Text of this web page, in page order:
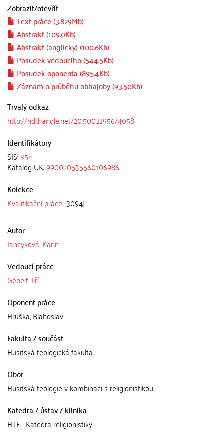
Zobrazit/otevřít
Text práce (3.829Mb)
Abstrakt (109.0Kb)
Abstrakt (anglicky) (100.6Kb)
Posudek vedoucího (544.5Kb)
Posudek oponenta (895.4Kb)
Záznam o průběhu obhajoby (93.50Kb)
Trvalý odkaz
http://hdl.handle.net/20.500.11956/4058
Identifikátory
SIS:354
Katalog UK:990020535560106986
Kolekce
Kvalifikační práce [3094]
Autor
Jancyková, Karin
Vedoucí práce
Gebelt, Jiří
Oponent práce
Hruška, Blahoslav
Fakulta / součást
Husitská teologická fakulta
Obor
Husitská teologie v kombinaci s religionistikou
Katedra / ústav / klinika
HTF - Katedra religionistiky